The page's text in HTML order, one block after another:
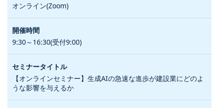
オンライン(Zoom)
9:30～16:30(受付9:00)
【オンラインセミナー】生成AIの急速な進歩が建設業にどのよ
うな影響を与えるか